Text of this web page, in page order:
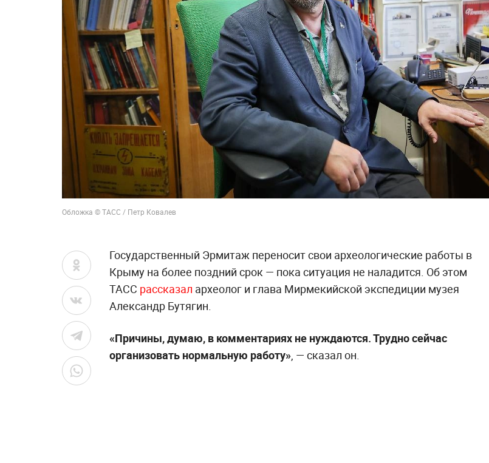
Обложка © ТАСС / Петр Ковалев
Государственный Эрмитаж переносит свои археологические работы в
Крыму на более поздний срок — пока ситуация не наладится. Об этом
ТАСС рассказал археолог и глава Мирмекийской экспедиции музея
Александр Бутягин.
«Причины, думаю, в комментариях не нуждаются. Трудно сейчас
организовать нормальную работу», — сказал он.